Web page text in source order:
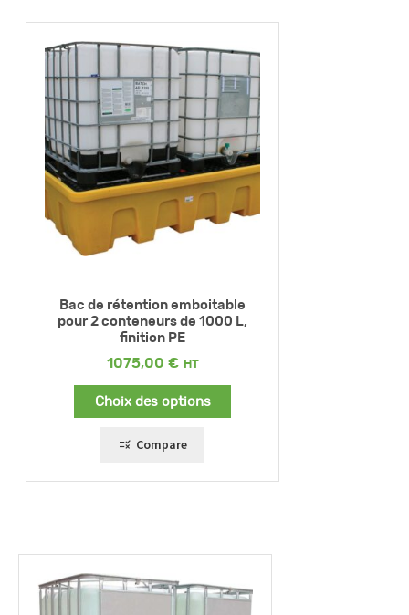
Bac de rétention emboitable
pour 2 conteneurs de 1000 L,
finition PE
1075,00 €
Choix des options
Compare